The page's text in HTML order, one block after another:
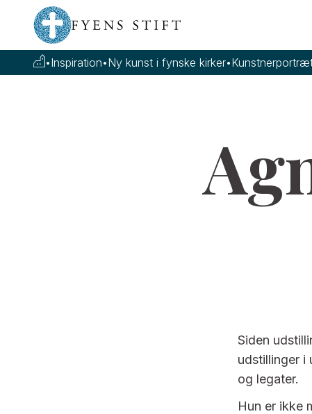
•Inspiration•Ny kunst i fynske kirker•
Siden
udstillinger i
og legater.
Hun er ikke